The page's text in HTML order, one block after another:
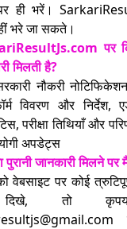
ही भरें।
भरे जा सकते।
पर
मिलती है?
नौकरी
विवरण और निर्देश,
परीक्षा तिथियाँ और
अपडेट्स
जानकारी मिलने
वेबसाइट पर कोई
तो